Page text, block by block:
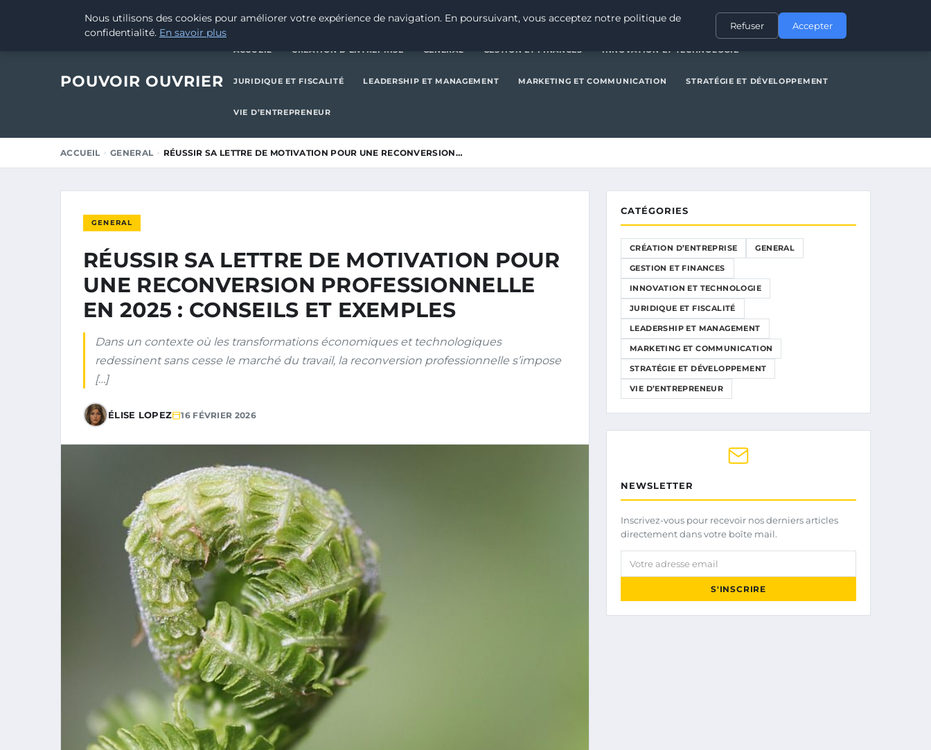
16 FÉVRIER 2026 GENERAL GESTION ET FINANCESINNOVATION ET TECHNOLOGIE
POUVOIR OUVRIER
ACCUEIL CRÉATION D’ENTREPRISE GENERAL GESTION ET FINANCES INNOVATION ET TECHNOLOGIE
JURIDIQUE ET FISCALITÉ LEADERSHIP ET MANAGEMENT MARKETING ET COMMUNICATION STRATÉGIE ET DÉVELOPPEMENT
VIE D’ENTREPRENEUR
ACCUEIL GENERAL RÉUSSIR SA LETTRE DE MOTIVATION POUR UNE RECONVERSION…
GENERAL
RÉUSSIR SA LETTRE DE MOTIVATION POUR
UNE RECONVERSION PROFESSIONNELLE
EN 2025 : CONSEILS ET EXEMPLES
Dans un contexte où les transformations économiques et technologiques
redessinent sans cesse le marché du travail, la reconversion professionnelle s’impose
[…]
ÉLISE LOPEZ 16 FÉVRIER 2026
CATÉGORIES
CRÉATION D’ENTREPRISE GENERAL
GESTION ET FINANCES
INNOVATION ET TECHNOLOGIE
JURIDIQUE ET FISCALITÉ
LEADERSHIP ET MANAGEMENT
MARKETING ET COMMUNICATION
STRATÉGIE ET DÉVELOPPEMENT
VIE D’ENTREPRENEUR
NEWSLETTER
Inscrivez-vous pour recevoir nos derniers articles
directement dans votre boîte mail.
Votre adresse email
S'INSCRIRE
Nous utilisons des cookies pour améliorer votre expérience de navigation. En poursuivant, vous acceptez notre politique de
confidentialité. En savoir plus
Refuser Accepter